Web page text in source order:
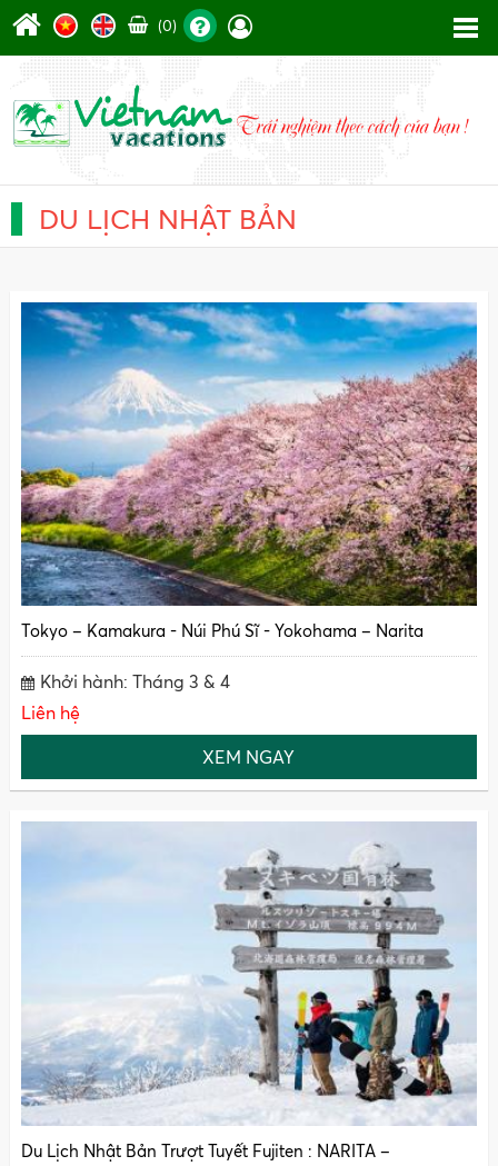
(0)
DU LỊCH NHẬT BẢN
Tokyo – Kamakura - Núi Phú Sĩ - Yokohama – Narita
Khởi hành: Tháng 3 & 4
Liên hệ
XEM NGAY
Du Lịch Nhật Bản Trượt Tuyết Fujiten : NARITA –